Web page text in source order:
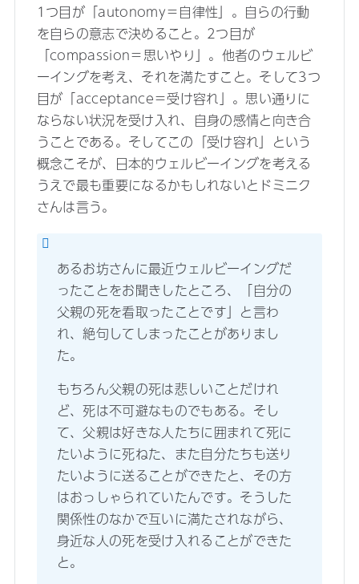
1つ目が「autonomy＝自律性」。自らの行動
を自らの意志で決めること。2つ目が
「compassion＝思いやり」。他者のウェルビ
ーイングを考え、それを満たすこと。そして3つ
目が「acceptance＝受け容れ」。思い通りに
ならない状況を受け入れ、自身の感情と向き合
うことである。そしてこの「受け容れ」という
概念こそが、日本的ウェルビーイングを考える
うえで最も重要になるかもしれないとドミニク
さんは言う。
あるお坊さんに最近ウェルビーイングだ
ったことをお聞きしたところ、「自分の
父親の死を看取ったことです」と言わ
れ、絶句してしまったことがありまし
た。
もちろん父親の死は悲しいことだけれ
ど、死は不可避なものでもある。そし
て、父親は好きな人たちに囲まれて死に
たいように死ねた、また自分たちも送り
たいように送ることができたと、その方
はおっしゃられていたんです。そうした
関係性のなかで互いに満たされながら、
身近な人の死を受け入れることができた
と。